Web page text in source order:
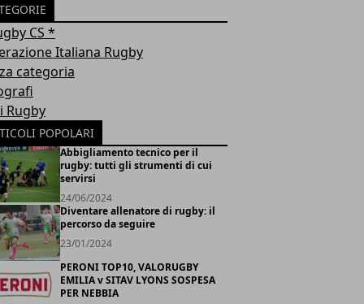
CS *
Italiana Rugby
categoria
Rugby
POPOLARI
Abbigliamento tecnico per il
rugby: tutti gli strumenti di cui
servirsi
24/06/2024
Diventare allenatore di rugby: il
percorso da seguire
23/01/2024
PERONI TOP10, VALORUGBY
EMILIA v SITAV LYONS SOSPESA
PER NEBBIA